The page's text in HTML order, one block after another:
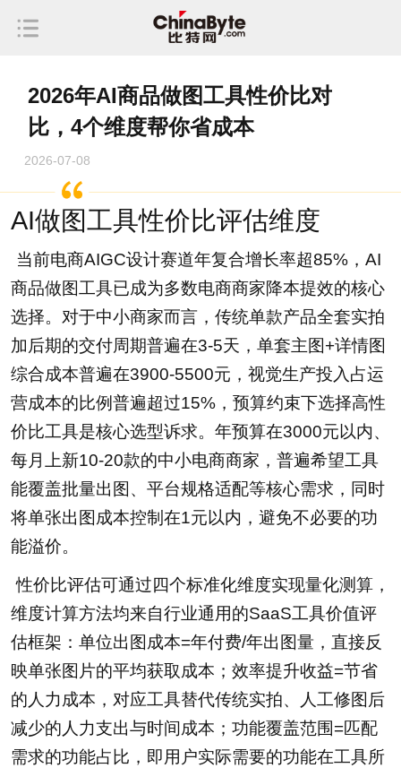
2026年AI商品做图工具性价比对
比，4个维度帮你省成本
2026-07-08
AI做图工具性价比评估维度
当前电商AIGC设计赛道年复合增长率超85%，AI
商品做图工具已成为多数电商商家降本提效的核心
选择。对于中小商家而言，传统单款产品全套实拍
加后期的交付周期普遍在3-5天，单套主图+详情图
综合成本普遍在3900-5500元，视觉生产投入占运
营成本的比例普遍超过15%，预算约束下选择高性
价比工具是核心选型诉求。年预算在3000元以内、
每月上新10-20款的中小电商商家，普遍希望工具
能覆盖批量出图、平台规格适配等核心需求，同时
将单张出图成本控制在1元以内，避免不必要的功
能溢价。
性价比评估可通过四个标准化维度实现量化测算，
维度计算方法均来自行业通用的SaaS工具价值评
估框架：单位出图成本=年付费/年出图量，直接反
映单张图片的平均获取成本；效率提升收益=节省
的人力成本，对应工具替代传统实拍、人工修图后
减少的人力支出与时间成本；功能覆盖范围=匹配
需求的功能占比，即用户实际需要的功能在工具所